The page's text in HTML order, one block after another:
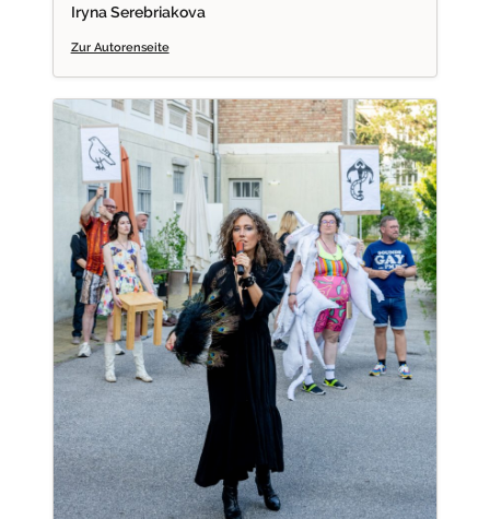
Iryna Serebriakova
Zur Autorenseite